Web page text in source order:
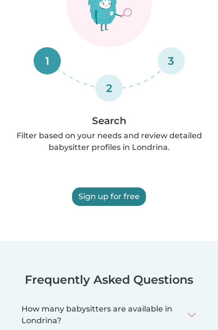
1
2
3
Search
Filter based on your needs and review detailed
babysitter profiles in Londrina.
Sign up for free
Frequently Asked Questions
How many babysitters are available in
Londrina?